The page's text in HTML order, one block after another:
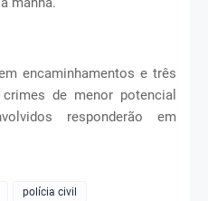
encaminhamentos e três
de menor potencial
responderão em
polícia civil